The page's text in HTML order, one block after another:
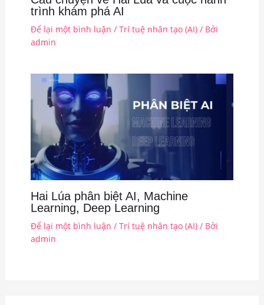
trình khám phá AI
Để lại một bình luận / Trí tuệ nhân tạo (AI)/ Bởi
admin
Hai Lúa phân biệt AI, Machine
Learning, Deep Learning
Để lại một bình luận / Trí tuệ nhân tạo (AI)/ Bởi
admin